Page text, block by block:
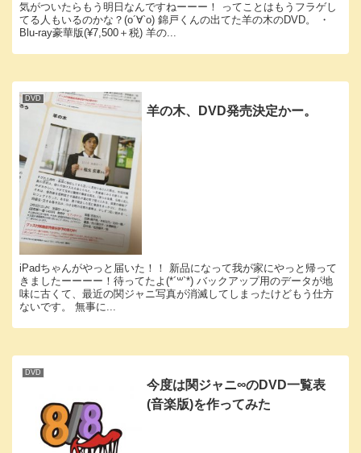
気がついたらもう明日なんですねーーー！ ってことはもうフラゲし
てる人もいるのかな？(о´∀`о) 錦戸くんの出てた羊の木のDVD。 ・
Blu-ray豪華版(¥7,500＋税) 羊の...
DVD
羊の木、DVD発売決定かー。
iPadちゃんがやっと届いた！！ 新品になって我が家にやっと帰って
きましたーーーー！待ってたよ(*´꒳`*) バックアップ用のデータが地
味に古くて、最近の関ジャニ写真が消滅してしまったけどもう仕方
ないです。 無事に...
DVD
今度は関ジャニ∞のDVD一覧表
(音楽版)を作ってみた